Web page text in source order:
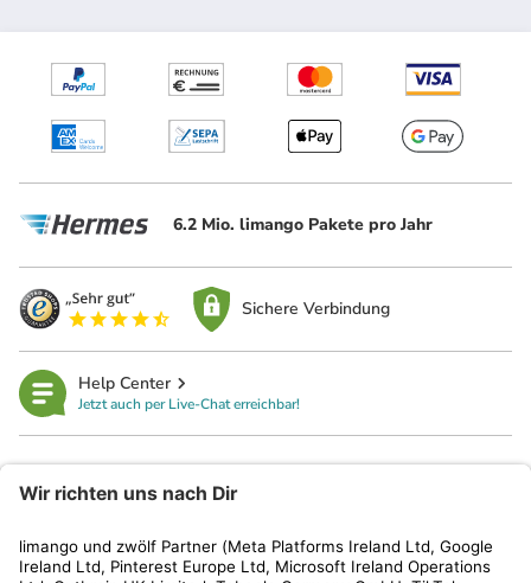
6.2 Mio. limango Pakete pro Jahr
Sichere Verbindung
Help Center
Jetzt auch per Live-Chat erreichbar!